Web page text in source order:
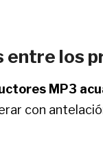
entre los
MP3
con